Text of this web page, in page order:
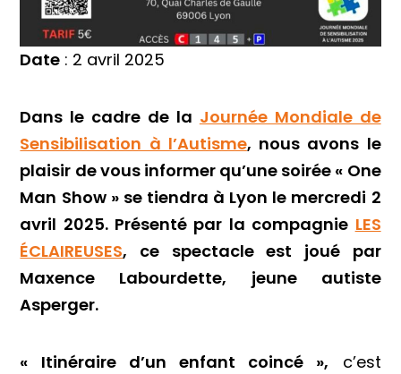
Date : 2 avril 2025
Dans le cadre de la Journée Mondiale de
Sensibilisation à l’Autisme, nous avons le
plaisir de vous informer qu’une soirée « One
Man Show » se tiendra à Lyon le mercredi 2
avril 2025. Présenté par la compagnie LES
ÉCLAIREUSES, ce spectacle est joué par
Maxence Labourdette, jeune autiste
Asperger.
« Itinéraire d’un enfant coincé », c’est